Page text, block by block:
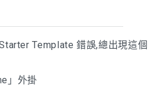
Template 錯誤,總出現這個
」外掛